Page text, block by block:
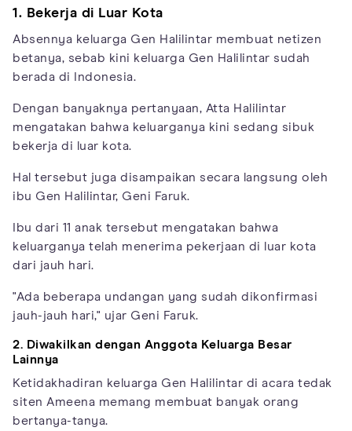
1. Bekerja di Luar Kota
Absennya keluarga Gen Halilintar membuat netizen
betanya, sebab kini keluarga Gen Halilintar sudah
berada di Indonesia.
Dengan banyaknya pertanyaan, Atta Halilintar
mengatakan bahwa keluarganya kini sedang sibuk
bekerja di luar kota.
Hal tersebut juga disampaikan secara langsung oleh
ibu Gen Halilintar, Geni Faruk.
Ibu dari 11 anak tersebut mengatakan bahwa
keluarganya telah menerima pekerjaan di luar kota
dari jauh hari.
"Ada beberapa undangan yang sudah dikonfirmasi
jauh-jauh hari," ujar Geni Faruk.
2. Diwakilkan dengan Anggota Keluarga Besar
Lainnya
Ketidakhadiran keluarga Gen Halilintar di acara tedak
siten Ameena memang membuat banyak orang
bertanya-tanya.